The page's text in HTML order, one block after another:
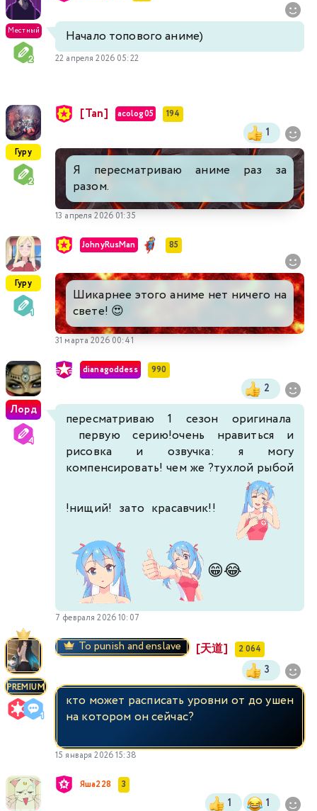
Местный Начало топового аниме)
22 апреля 2026 05:22
Гуру
[Tan] acolog05 194
1
Я пересматриваю аниме раз за
разом.
13 апреля 2026 01:35
Гуру
JohnyRusMan 85
Шикарнее этого аниме нет ничего на
свете! 😍
31 марта 2026 00:41
Лорд
dianagoddess 990
2
пересматриваю 1 сезон оригинала
первую серию!очень нравиться и
рисовка и озвучка: я могу
компенсировать! чем же ?тухлой рыбой
!нищий! зато красавчик!!
😁😂
7 февраля 2026 10:07
PREMIUM
To punish and enslave [天道] 2 064
3
кто может расписать уровни от до ушен
на котором он сейчас?
15 января 2026 15:38
Яша228 3
1 1